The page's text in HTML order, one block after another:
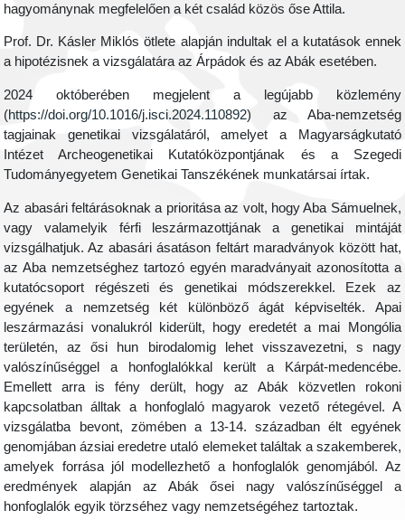
hagyománynak megfelelően a két család közös őse Attila.
Prof. Dr. Kásler Miklós ötlete alapján indultak el a kutatások ennek
a hipotézisnek a vizsgálatára az Árpádok és az Abák esetében.
2024 októberében megjelent a legújabb közlemény
(https://doi.org/10.1016/j.isci.2024.110892) az Aba-nemzetség
tagjainak genetikai vizsgálatáról, amelyet a Magyarságkutató
Intézet Archeogenetikai Kutatóközpontjának és a Szegedi
Tudományegyetem Genetikai Tanszékének munkatársai írtak.
Az abasári feltárásoknak a prioritása az volt, hogy Aba Sámuelnek,
vagy valamelyik férfi leszármazottjának a genetikai mintáját
vizsgálhatjuk. Az abasári ásatáson feltárt maradványok között hat,
az Aba nemzetséghez tartozó egyén maradványait azonosította a
kutatócsoport régészeti és genetikai módszerekkel. Ezek az
egyének a nemzetség két különböző ágát képviselték. Apai
leszármazási vonalukról kiderült, hogy eredetét a mai Mongólia
területén, az ősi hun birodalomig lehet visszavezetni, s nagy
valószínűséggel a honfoglalókkal került a Kárpát-medencébe.
Emellett arra is fény derült, hogy az Abák közvetlen rokoni
kapcsolatban álltak a honfoglaló magyarok vezető rétegével. A
vizsgálatba bevont, zömében a 13-14. században élt egyének
genomjában ázsiai eredetre utaló elemeket találtak a szakemberek,
amelyek forrása jól modellezhető a honfoglalók genomjából. Az
eredmények alapján az Abák ősei nagy valószínűséggel a
honfoglalók egyik törzséhez vagy nemzetségéhez tartoztak.